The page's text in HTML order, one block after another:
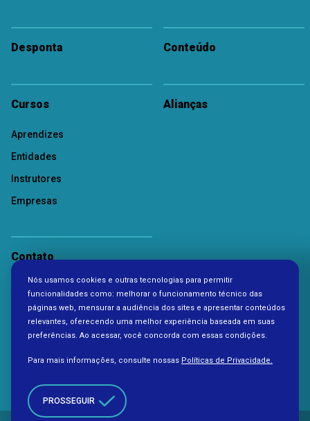
Desponta Conteúdo
Cursos
Aprendizes
Entidades
Instrutores
Empresas
Alianças
Contato
Nós usamos cookies e outras tecnologias para permitir
funcionalidades como: melhorar o funcionamento técnico das
páginas web, mensurar a audiência dos sites e apresentar conteúdos
relevantes, oferecendo uma melhor experiência baseada em suas
preferências. Ao acessar, você concorda com essas condições.
Para mais informações, consulte nossas Políticas de Privacidade.
PROSSEGUIR